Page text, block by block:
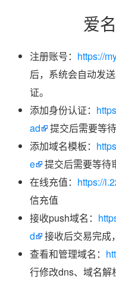
爱
注册账号： https://
后，系统会自动发
证。
添加身份认证：
ad
提交后需要等待
添加域名模板：
e
提交后需要等待
在线充值： https://
信充值
接收push域名：
d
接收后交易完成
查看和管理域名：
行修改dns、域名解